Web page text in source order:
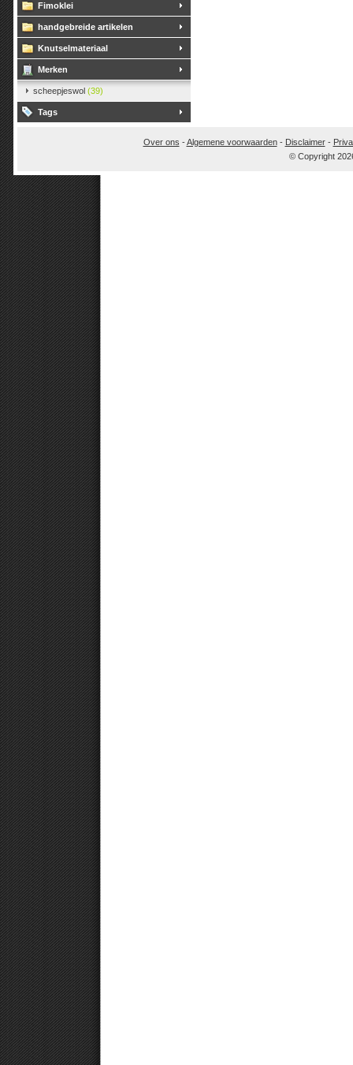
Fimoklei
handgebreide artikelen
Knutselmateriaal
Merken
scheepjeswol (39)
Tags
Over ons -Algemene voorwaarden- Disclaimer-
© Copyright